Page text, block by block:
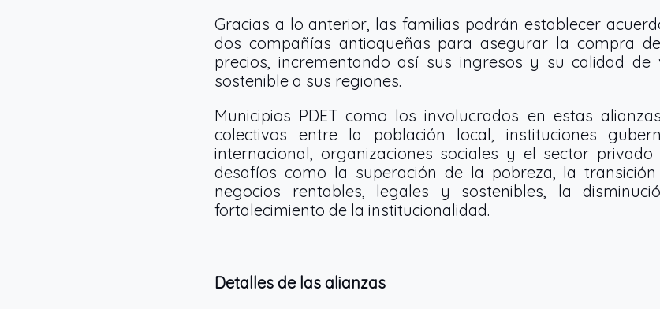
Gracias a lo anterior, las familias podrán establecer
dos compañías antioqueñas para asegurar la compra
precios, incrementando así sus ingresos y su calidad de
sostenible a sus regiones.
Municipios PDET como los involucrados en estas
colectivos entre la población local, instituciones
internacional, organizaciones sociales y el sector
desafíos como la superación de la pobreza, la
negocios rentables, legales y sostenibles, la
fortalecimiento de la institucionalidad.
Detalles de las alianzas